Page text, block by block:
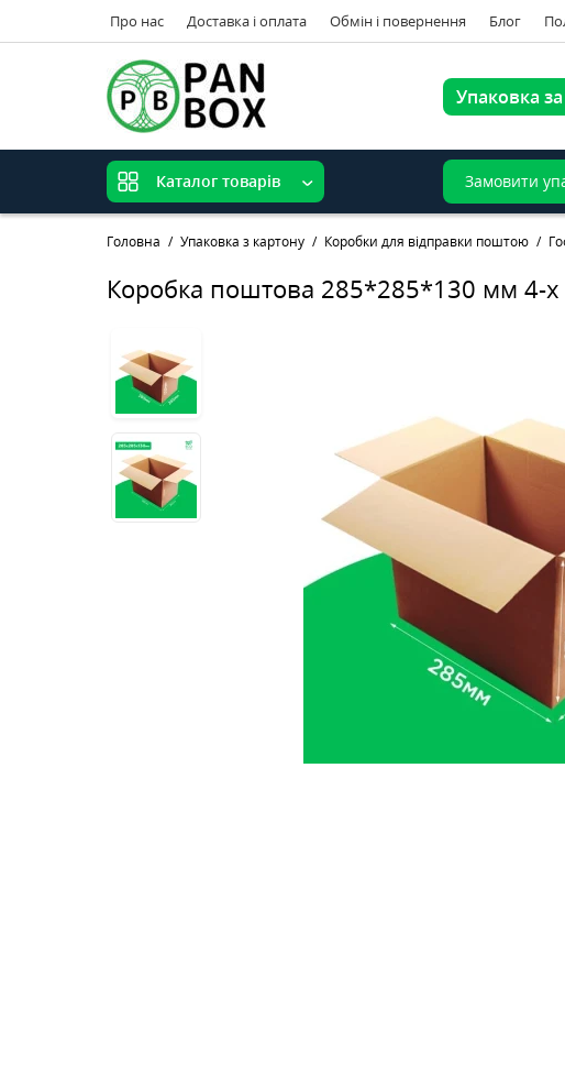
Про нас Доставка і оплата Обмін і повернення Блог
Упаковка
Каталог товарів Замовити
Головна Упаковка з картону Коробки для відправки поштою
Коробка поштова 285*285*130 мм 4-х